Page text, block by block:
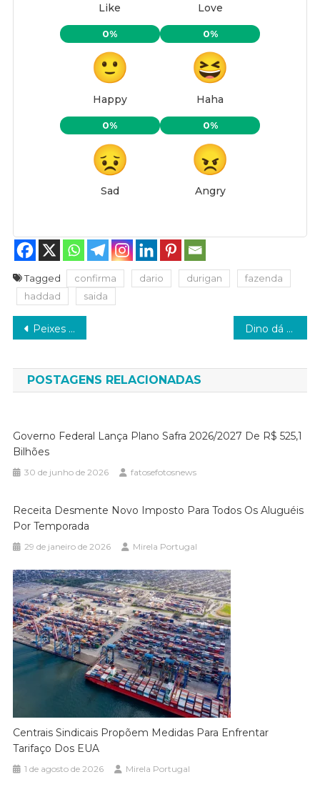
Like Love
0%
Happy
0%
Haha
0%
Sad
0%
Angry
Tagged confirma dario durigan
fazenda
haddad
saida
Navegação
Post
Peixes contaminados trazem riscos à saúde de ribeirinhos na Amazônia Dino dá 5 dias para senador explicar repasse de emendas à Lagoinha
POSTAGENS RELACIONADAS
Governo Federal Lança Plano Safra 2026/2027 De R$ 525,1
Bilhões
30 de junho de 2026 fatosefotosnews
Receita Desmente Novo Imposto Para Todos Os Aluguéis
Por Temporada
29 de janeiro de 2026 Mirela Portugal
Centrais Sindicais Propõem Medidas Para Enfrentar
Tarifaço Dos EUA
1 de agosto de 2026 Mirela Portugal